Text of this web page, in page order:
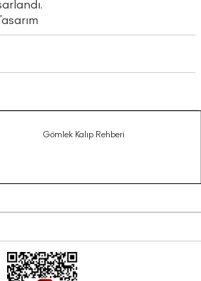
Gömlek Kalıp Rehberi